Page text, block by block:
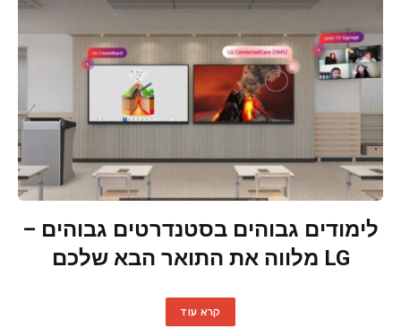
לימודים גבוהים בסטנדרטים גבוהים –
LG מלווה את התואר הבא שלכם
קרא עוד